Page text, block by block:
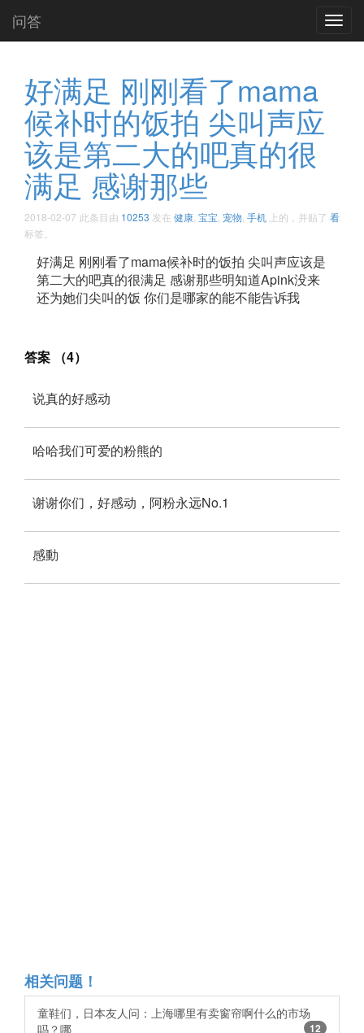
问答
好满足 刚刚看了mama
候补时的饭拍 尖叫声应
该是第二大的吧真的很
满足 感谢那些
2018-02-07 此条目由 10253 发在 健康 宝宝 宠物 手机 上的，并贴了 看
标签。
好满足 刚刚看了mama候补时的饭拍 尖叫声应该是
第二大的吧真的很满足 感谢那些明知道Apink没来
还为她们尖叫的饭 你们是哪家的能不能告诉我 ​​​​
答案 （4）
说真的好感动
哈哈我们可爱的粉熊的
谢谢你们，好感动，阿粉永远No.1
感動
相关问题！
童鞋们，日本友人问：上海哪里有卖窗帘啊什么的市场
吗？哪
12